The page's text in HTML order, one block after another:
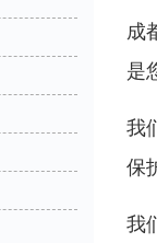
成
是
我
保
我